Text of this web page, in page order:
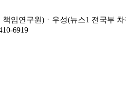
임연구원)ㆍ우성(뉴스1 전국부
6919